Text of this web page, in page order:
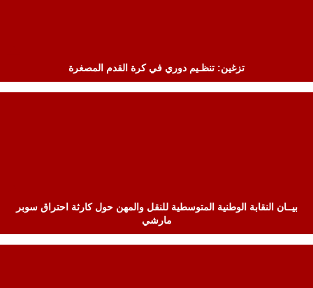
تزغين: تنظـيم دوري في كرة القدم المصغرة
بيــان النقابة الوطنية المتوسطية للنقل والمهن حول كارثة احتراق سوبر
مارشي